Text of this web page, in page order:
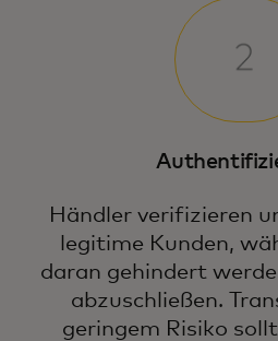
Händler verifizieren
legitime Kunden,
daran gehindert
abzuschließen.
geringem Risiko